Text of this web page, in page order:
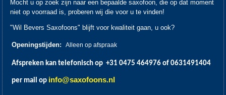
Mocht u op zoek zijn naar een bepaalde saxofoon, die op dat moment
niet op voorraad is, proberen wij die voor u te vinden!
"Wil Bevers Saxofoons" blijft voor kwaliteit gaan, u ook?
Openingstijden: Alleen op afspraak
Afspreken kan telefonisch op +31 0475 464976 of 0631491404
per mail op info@saxofoons.nl